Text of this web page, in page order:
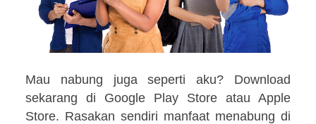
Mau nabung juga seperti aku? Download
sekarang di Google Play Store atau Apple
Store. Rasakan sendiri manfaat menabung di